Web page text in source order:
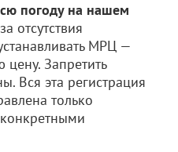
погоду на нашем
отсутствия
МРЦ —
Запретить
Вся эта регистрация
только